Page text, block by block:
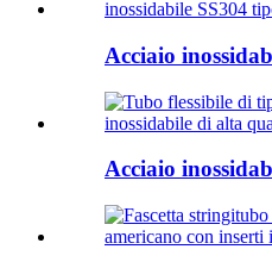
Acciaio
Acciaio